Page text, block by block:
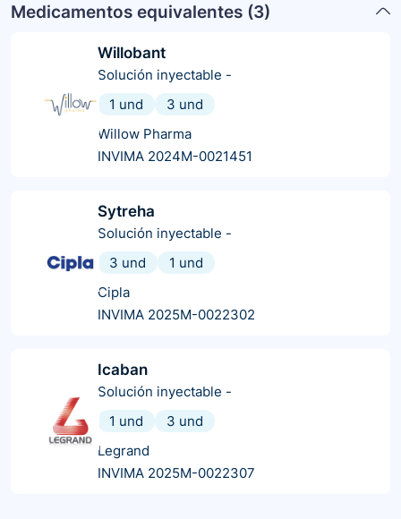
Medicamentos equivalentes (3)
Willobant
Solución inyectable -
1 und
3 und
Willow Pharma
INVIMA 2024M-0021451
Sytreha
Solución inyectable -
3 und
1 und
Cipla
INVIMA 2025M-0022302
Icaban
Solución inyectable -
1 und
3 und
Legrand
INVIMA 2025M-0022307